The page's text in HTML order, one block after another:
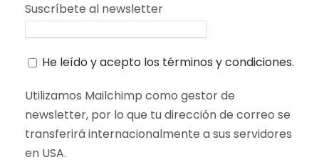
Suscríbete al newsletter
He leído y acepto los términos y condiciones.
Utilizamos Mailchimp como gestor de
newsletter, por lo que tu dirección de correo se
transferirá internacionalmente a sus servidores
en USA.